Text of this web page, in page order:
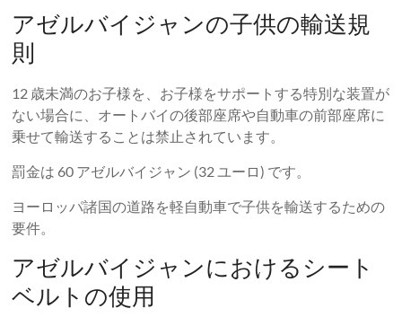
アゼルバイジャンの子供の輸送規
則
12 歳未満のお子様を、お子様をサポートする特別な装置が
ない場合に、オートバイの後部座席や自動車の前部座席に
乗せて輸送することは禁止されています。
罰金は 60 アゼルバイジャン (32 ユーロ) です。
ヨーロッパ諸国の道路を軽自動車で子供を輸送するための
要件。
アゼルバイジャンにおけるシート
ベルトの使用